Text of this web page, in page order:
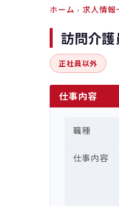
ホーム › 求人情報
訪問介
正社員以外
仕事内容
職種
仕事内容